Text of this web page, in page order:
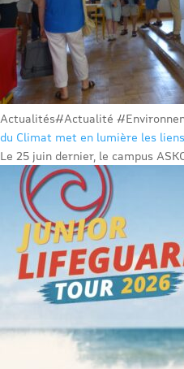
Actualités#Actualité
du Climat met en lumière les
Le 25 juin dernier, le campus